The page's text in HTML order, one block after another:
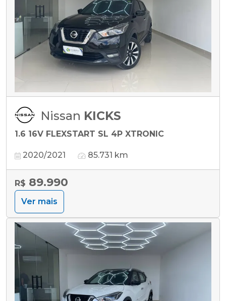
Nissan KICKS
1.6 16V FLEXSTART SL 4P XTRONIC
2020/2021 85.731 km
R$ 89.990
Ver mais